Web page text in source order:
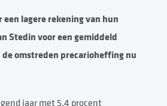
lagere rekening van hun
Stedin voor een gemiddeld
de omstreden precarioheffing nu
jaar met 5,4 procent